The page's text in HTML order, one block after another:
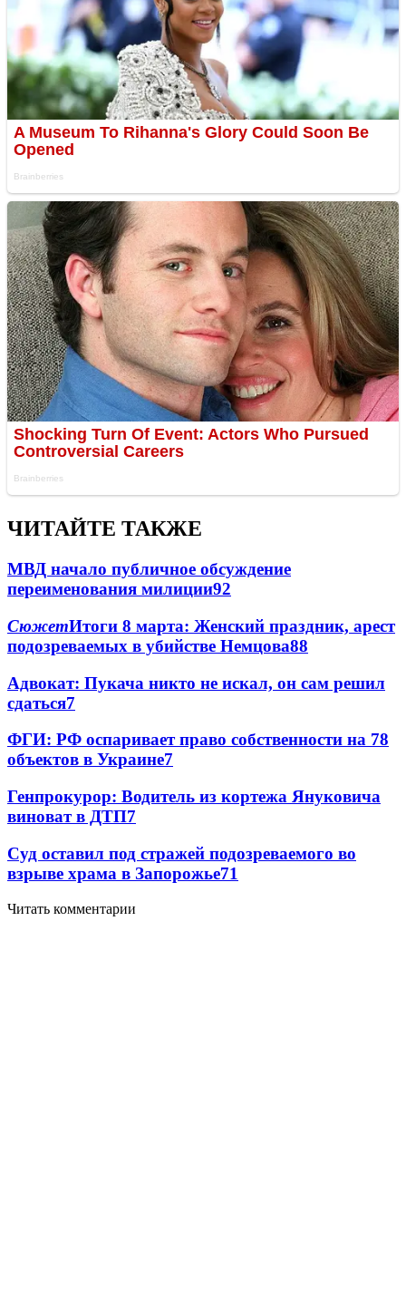
ЧИТАЙТЕ ТАКЖЕ
МВД начало публичное обсуждение
переименования милиции92
СюжетИтоги 8 марта: Женский праздник, арест
подозреваемых в убийстве Немцова88
Адвокат: Пукача никто не искал, он сам решил
сдаться7
ФГИ: РФ оспаривает право собственности на 78
объектов в Украине7
Генпрокурор: Водитель из кортежа Януковича
виноват в ДТП7
Суд оставил под стражей подозреваемого во
взрыве храма в Запорожье71
Читать комментарии